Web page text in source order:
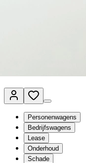
Personenwagens
Bedrijfswagens
Lease
Onderhoud
Schade